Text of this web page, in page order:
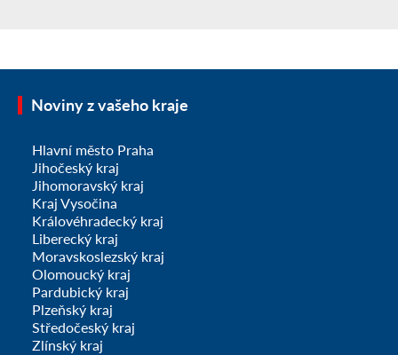
Noviny z vašeho kraje
Hlavní město Praha
Jihočeský kraj
Jihomoravský kraj
Kraj Vysočina
Královéhradecký kraj
Liberecký kraj
Moravskoslezský kraj
Olomoucký kraj
Pardubický kraj
Plzeňský kraj
Středočeský kraj
Zlínský kraj